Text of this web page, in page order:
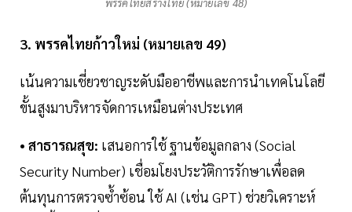
3. พรรคไทยก้าวใหม่ (หมายเลข 49)
เน้นความเชี่ยวชาญระดับมืออาชีพและการนำเทคโนโลยี
ขั้นสูงมาบริหารจัดการเหมือนต่างประเทศ
• สาธารณสุข: เสนอการใช้ ฐานข้อมูลกลาง (Social
Security Number) เชื่อมโยงประวัติการรักษาเพื่อลด
ต้นทุนการตรวจซ้ำซ้อน ใช้ AI (เช่น GPT) ช่วยวิเคราะห์